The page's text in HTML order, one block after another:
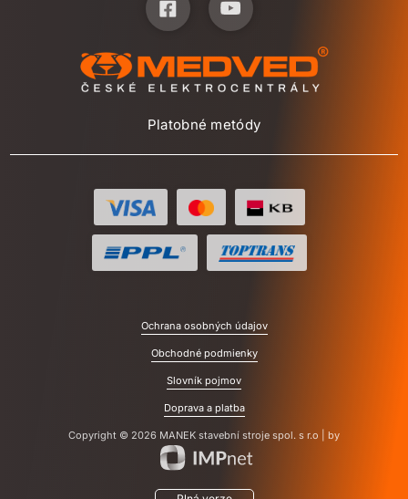
Platobné metódy
Ochrana osobných údajov
Obchodné podmienky
Slovník pojmov
Doprava a platba
Copyright © 2026 MANEK stavební stroje spol. s r.o | by